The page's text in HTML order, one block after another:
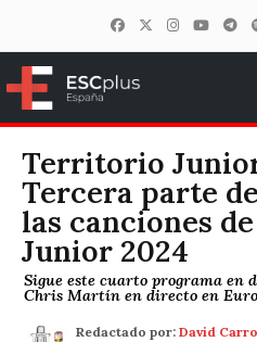
ESCplus España
Territorio
Tercera parte
las canciones
Junior 2024
Sigue este cuarto programa en
Chris Martín en directo en
Redactado por: David